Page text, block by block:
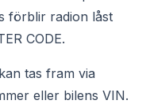
förblir radion låst
CODE.
tas fram via
eller bilens VIN.